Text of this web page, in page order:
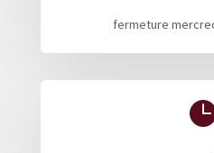
fermeture